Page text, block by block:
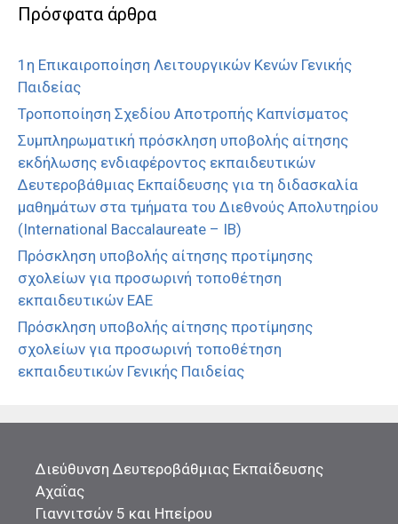
Πρόσφατα άρθρα
1η Επικαιροποίηση Λειτουργικών Κενών Γενικής
Παιδείας
Τροποποίηση Σχεδίου Αποτροπής Καπνίσματος
Συμπληρωματική πρόσκληση υποβολής αίτησης
εκδήλωσης ενδιαφέροντος εκπαιδευτικών
Δευτεροβάθμιας Εκπαίδευσης για τη διδασκαλία
μαθημάτων στα τμήματα του Διεθνούς Απολυτηρίου
(International Baccalaureate – IB)
Πρόσκληση υποβολής αίτησης προτίμησης
σχολείων για προσωρινή τοποθέτηση
εκπαιδευτικών ΕΑΕ
Πρόσκληση υποβολής αίτησης προτίμησης
σχολείων για προσωρινή τοποθέτηση
εκπαιδευτικών Γενικής Παιδείας
Διεύθυνση Δευτεροβάθμιας Εκπαίδευσης
Αχαΐας
Γιαννιτσών 5 και Ηπείρου